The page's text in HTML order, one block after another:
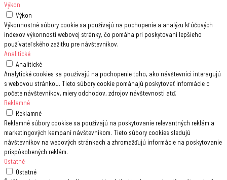
Výkon
Výkon
Výkonnostné súbory cookie sa používajú na pochopenie a analýzu kľúčových
indexov výkonnosti webovej stránky, čo pomáha pri poskytovaní lepšieho
používateľského zažitku pre návštevníkov.
Analitické
Analitické
Analytické cookies sa používajú na pochopenie toho, ako návštevníci interagujú
s webovou stránkou. Tieto súbory cookie pomáhajú poskytovať informácie o
počete návštevníkov, miery odchodov, zdrojov návštevnosti atď.
Reklamné
Reklamné
Reklamné súbory cookise sa používajú na poskytovanie relevantných reklám a
marketingových kampaní návštevníkom. Tieto súbory cookies sledujú
návštevníkov na webových stránkach a zhromažďujú informácie na poskytovanie
prispôsobených reklám.
Ostatné
Ostatné